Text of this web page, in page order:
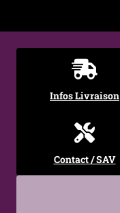
disponibles
Tour de cuisse
Infos Livraison
Contact / SAV